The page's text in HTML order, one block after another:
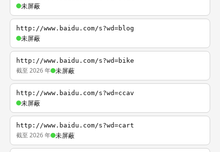
未屏蔽
http://www.baidu.com/s?wd=blog
未屏蔽
http://www.baidu.com/s?wd=bike
截至 2026 年 未屏蔽
http://www.baidu.com/s?wd=ccav
未屏蔽
http://www.baidu.com/s?wd=cart
截至 2026 年 未屏蔽